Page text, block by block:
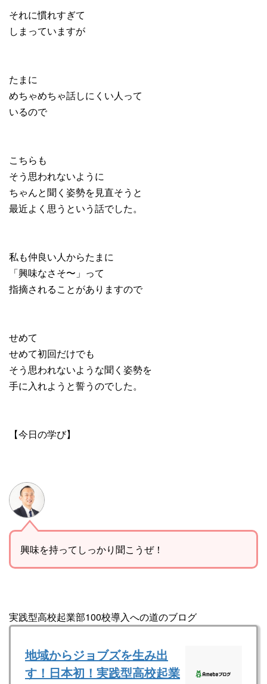
それに慣れすぎて
しまっていますが
たまに
めちゃめちゃ話しにくい人って
いるので
こちらも
そう思われないように
ちゃんと聞く姿勢を見直そうと
最近よく思うという話でした。
私も仲良い人からたまに
「興味なさそ〜」って
指摘されることがありますので
せめて
せめて初回だけでも
そう思われないような聞く姿勢を
手に入れようと誓うのでした。
【今日の学び】
興味を持ってしっかり聞こうぜ！
実践型高校起業部100校導入への道のブログ
地域からジョブズを生み出
す！日本初！実践型高校起業